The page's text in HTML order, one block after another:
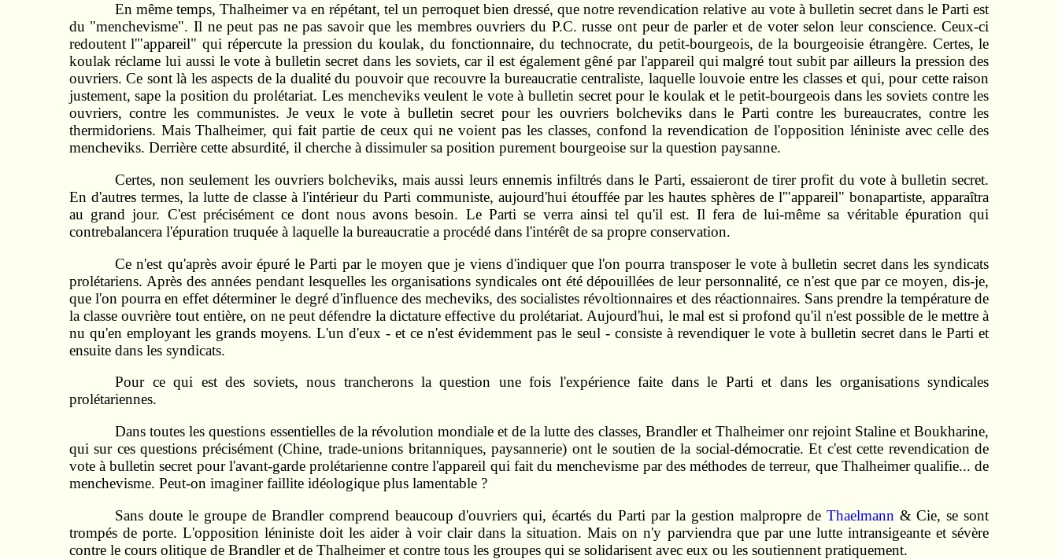
En même temps, Thalheimer va en répétant, tel un perroquet bien dressé, que notre revendication relative au vote à bulletin secret dans le Parti est
du "menchevisme". Il ne peut pas ne pas savoir que les membres ouvriers du P.C. russe ont peur de parler et de voter selon leur conscience. Ceux-ci
redoutent l'"appareil" qui répercute la pression du koulak, du fonctionnaire, du technocrate, du petit-bourgeois, de la bourgeoisie étrangère. Certes, le
koulak réclame lui aussi le vote à bulletin secret dans les soviets, car il est également gêné par l'appareil qui malgré tout subit par ailleurs la pression des
ouvriers. Ce sont là les aspects de la dualité du pouvoir que recouvre la bureaucratie centraliste, laquelle louvoie entre les classes et qui, pour cette raison
justement, sape la position du prolétariat. Les mencheviks veulent le vote à bulletin secret pour le koulak et le petit-bourgeois dans les soviets contre les
ouvriers, contre les communistes. Je veux le vote à bulletin secret pour les ouvriers bolcheviks dans le Parti contre les bureaucrates, contre les
thermidoriens. Mais Thalheimer, qui fait partie de ceux qui ne voient pas les classes, confond la revendication de l'opposition léniniste avec celle des
mencheviks. Derrière cette absurdité, il cherche à dissimuler sa position purement bourgeoise sur la question paysanne.
Certes, non seulement les ouvriers bolcheviks, mais aussi leurs ennemis infiltrés dans le Parti, essaieront de tirer profit du vote à bulletin secret.
En d'autres termes, la lutte de classe à l'intérieur du Parti communiste, aujourd'hui étouffée par les hautes sphères de l'"appareil" bonapartiste, apparaîtra
au grand jour. C'est précisément ce dont nous avons besoin. Le Parti se verra ainsi tel qu'il est. Il fera de lui-même sa véritable épuration qui
contrebalancera l'épuration truquée à laquelle la bureaucratie a procédé dans l'intérêt de sa propre conservation.
Ce n'est qu'après avoir épuré le Parti par le moyen que je viens d'indiquer que l'on pourra transposer le vote à bulletin secret dans les syndicats
prolétariens. Après des années pendant lesquelles les organisations syndicales ont été dépouillées de leur personnalité, ce n'est que par ce moyen, dis-je,
que l'on pourra en effet déterminer le degré d'influence des mecheviks, des socialistes révoltionnaires et des réactionnaires. Sans prendre la température de
la classe ouvrière tout entière, on ne peut défendre la dictature effective du prolétariat. Aujourd'hui, le mal est si profond qu'il n'est possible de le mettre à
nu qu'en employant les grands moyens. L'un d'eux - et ce n'est évidemment pas le seul - consiste à revendiquer le vote à bulletin secret dans le Parti et
ensuite dans les syndicats.
Pour ce qui est des soviets, nous trancherons la question une fois l'expérience faite dans le Parti et dans les organisations syndicales
prolétariennes.
Dans toutes les questions essentielles de la révolution mondiale et de la lutte des classes, Brandler et Thalheimer onr rejoint Staline et Boukharine,
qui sur ces questions précisément (Chine, trade-unions britanniques, paysannerie) ont le soutien de la social-démocratie. Et c'est cette revendication de
vote à bulletin secret pour l'avant-garde prolétarienne contre l'appareil qui fait du menchevisme par des méthodes de terreur, que Thalheimer qualifie... de
menchevisme. Peut-on imaginer faillite idéologique plus lamentable ?
Sans doute le groupe de Brandler comprend beaucoup d'ouvriers qui, écartés du Parti par la gestion malpropre de Thaelmann & Cie, se sont
trompés de porte. L'opposition léniniste doit les aider à voir clair dans la situation. Mais on n'y parviendra que par une lutte intransigeante et sévère
contre le cours olitique de Brandler et de Thalheimer et contre tous les groupes qui se solidarisent avec eux ou les soutiennent pratiquement.